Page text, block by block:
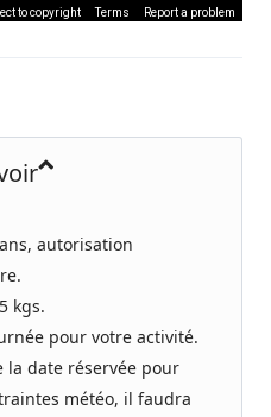
to copyright Terms Report a problem
autorisation
kgs.
pour votre activité.
la date réservée pour
météo, il faudra